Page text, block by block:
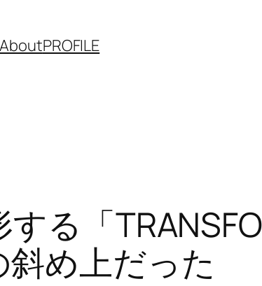
AboutPROFILE
る「
め上だった